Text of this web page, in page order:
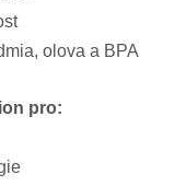
olova a BPA
pro: